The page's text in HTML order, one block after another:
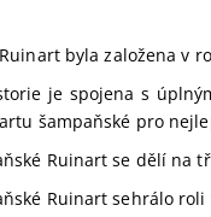
byla založena v
je spojena s
šampaňské pro
Ruinart se dělí na
Ruinart sehrálo